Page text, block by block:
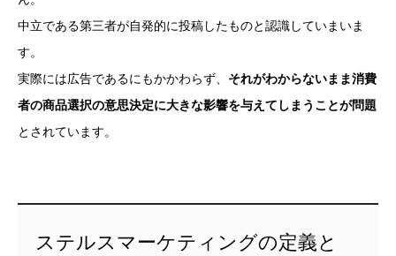
中立である第三者が自発的に投稿したものと認識していまいま
す。
実際には広告であるにもかかわらず、 それがわからないまま消費
者の商品選択の意思決定に大きな影響を与えてしまうことが問題
とされています。
ステルスマーケティングの定義と